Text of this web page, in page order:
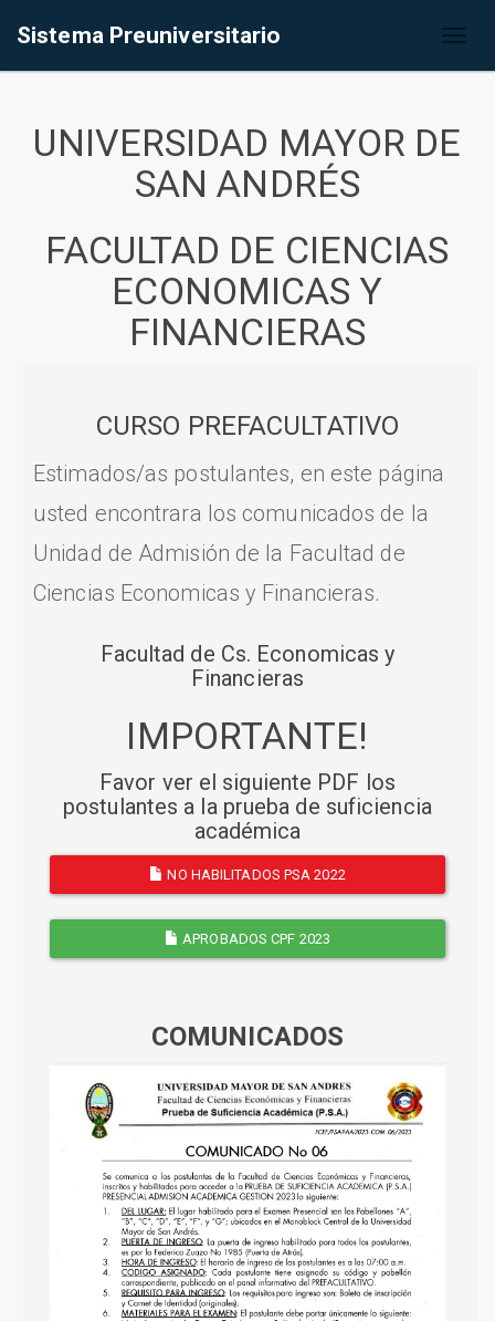
Sistema Preuniversitario
UNIVERSIDAD MAYOR DE
SAN ANDRÉS
FACULTAD DE CIENCIAS
ECONOMICAS Y
FINANCIERAS
CURSO PREFACULTATIVO
Estimados/as postulantes, en este página
usted encontrara los comunicados de la
Unidad de Admisión de la Facultad de
Ciencias Economicas y Financieras.
Facultad de Cs. Economicas y
Financieras
IMPORTANTE!
Favor ver el siguiente PDF los
postulantes a la prueba de suficiencia
académica
NO HABILITADOS PSA 2022
APROBADOS CPF 2023
COMUNICADOS